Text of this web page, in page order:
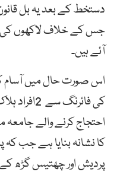
دستخط کے بعد یہ بل
جس کے خلاف لاکھوں کی
آئے ہیں۔
اس صورت حال میں آسام
احتجاج کرنے والے
کا نشانہ بنایا ہے جب کہ
پردیش اور چھتیس گڑھ